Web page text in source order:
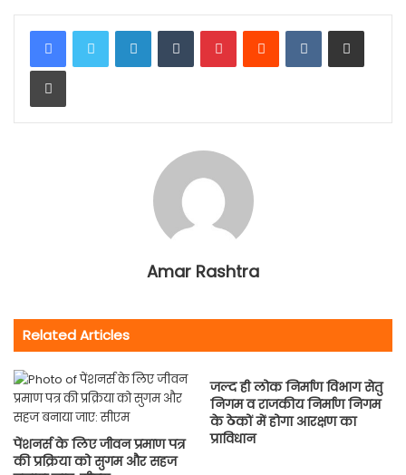
LinkedInTumblrPinterestReddit VKontakteShare via Email
Print
Amar Rashtra
Related Articles
पेंशनर्स के लिए जीवन प्रमाण पत्र
की प्रक्रिया को सुगम और सहज
जल्द ही लोक निर्माण विभाग सेतु
निगम व राजकीय निर्माण निगम
के ठेकों में होगा आरक्षण का
प्राविधान